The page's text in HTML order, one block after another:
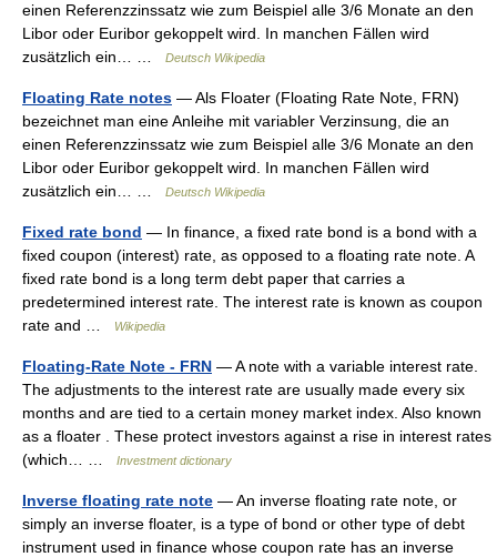
einen Referenzzinssatz wie zum Beispiel alle 3/6 Monate an den
Libor oder Euribor gekoppelt wird. In manchen Fällen wird
zusätzlich ein… …
Deutsch Wikipedia
Floating Rate notes — Als Floater (Floating Rate Note, FRN)
bezeichnet man eine Anleihe mit variabler Verzinsung, die an
einen Referenzzinssatz wie zum Beispiel alle 3/6 Monate an den
Libor oder Euribor gekoppelt wird. In manchen Fällen wird
zusätzlich ein… …
Deutsch Wikipedia
Fixed rate bond — In finance, a fixed rate bond is a bond with a
fixed coupon (interest) rate, as opposed to a floating rate note. A
fixed rate bond is a long term debt paper that carries a
predetermined interest rate. The interest rate is known as coupon
rate and …
Wikipedia
Floating-Rate Note - FRN — A note with a variable interest rate.
The adjustments to the interest rate are usually made every six
months and are tied to a certain money market index. Also known
as a floater . These protect investors against a rise in interest rates
(which… …
Investment dictionary
Inverse floating rate note — An inverse floating rate note, or
simply an inverse floater, is a type of bond or other type of debt
instrument used in finance whose coupon rate has an inverse